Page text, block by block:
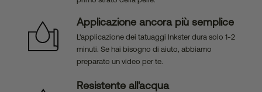
Applicazione ancora più semplice
L'applicazione dei tatuaggi Inkster dura solo 1-2
minuti. Se hai bisogno di aiuto, abbiamo
preparato un video per te.
Resistente all'acqua